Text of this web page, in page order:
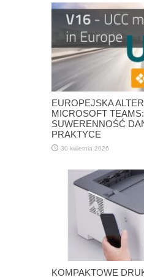
EUROPEJSKA
MICROSOFT
SUWERENNOŚĆ
PRAKTYCE
30 kwietnia 2026
KOMPAKTOWE